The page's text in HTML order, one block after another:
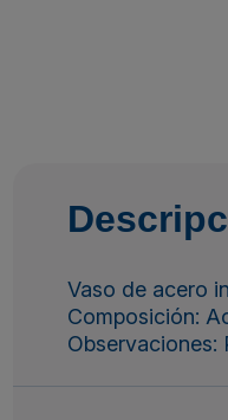
Vaso de acero
Composición:
Observaciones: